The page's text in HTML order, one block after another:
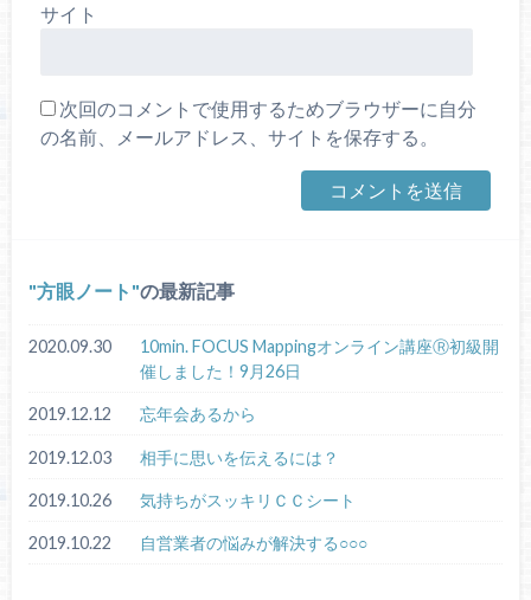
サイト
次回のコメントで使用するためブラウザーに自分
の名前、メールアドレス、サイトを保存する。
方眼ノート の最新記事
2020.09.30
10min. FOCUS Mappingオンライン講座Ⓡ初級開
催しました！9月26日
2019.12.12 忘年会あるから
2019.12.03 相手に思いを伝えるには？
2019.10.26 気持ちがスッキリＣＣシート
2019.10.22 自営業者の悩みが解決する○○○